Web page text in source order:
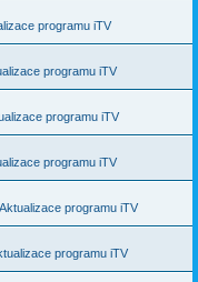
programu iTV
programu iTV
programu iTV
programu iTV
Aktualizace programu iTV
programu iTV